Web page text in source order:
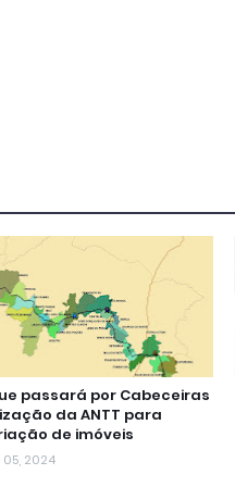
passará por Cabeceiras
da ANTT para
de imóveis
05, 2024